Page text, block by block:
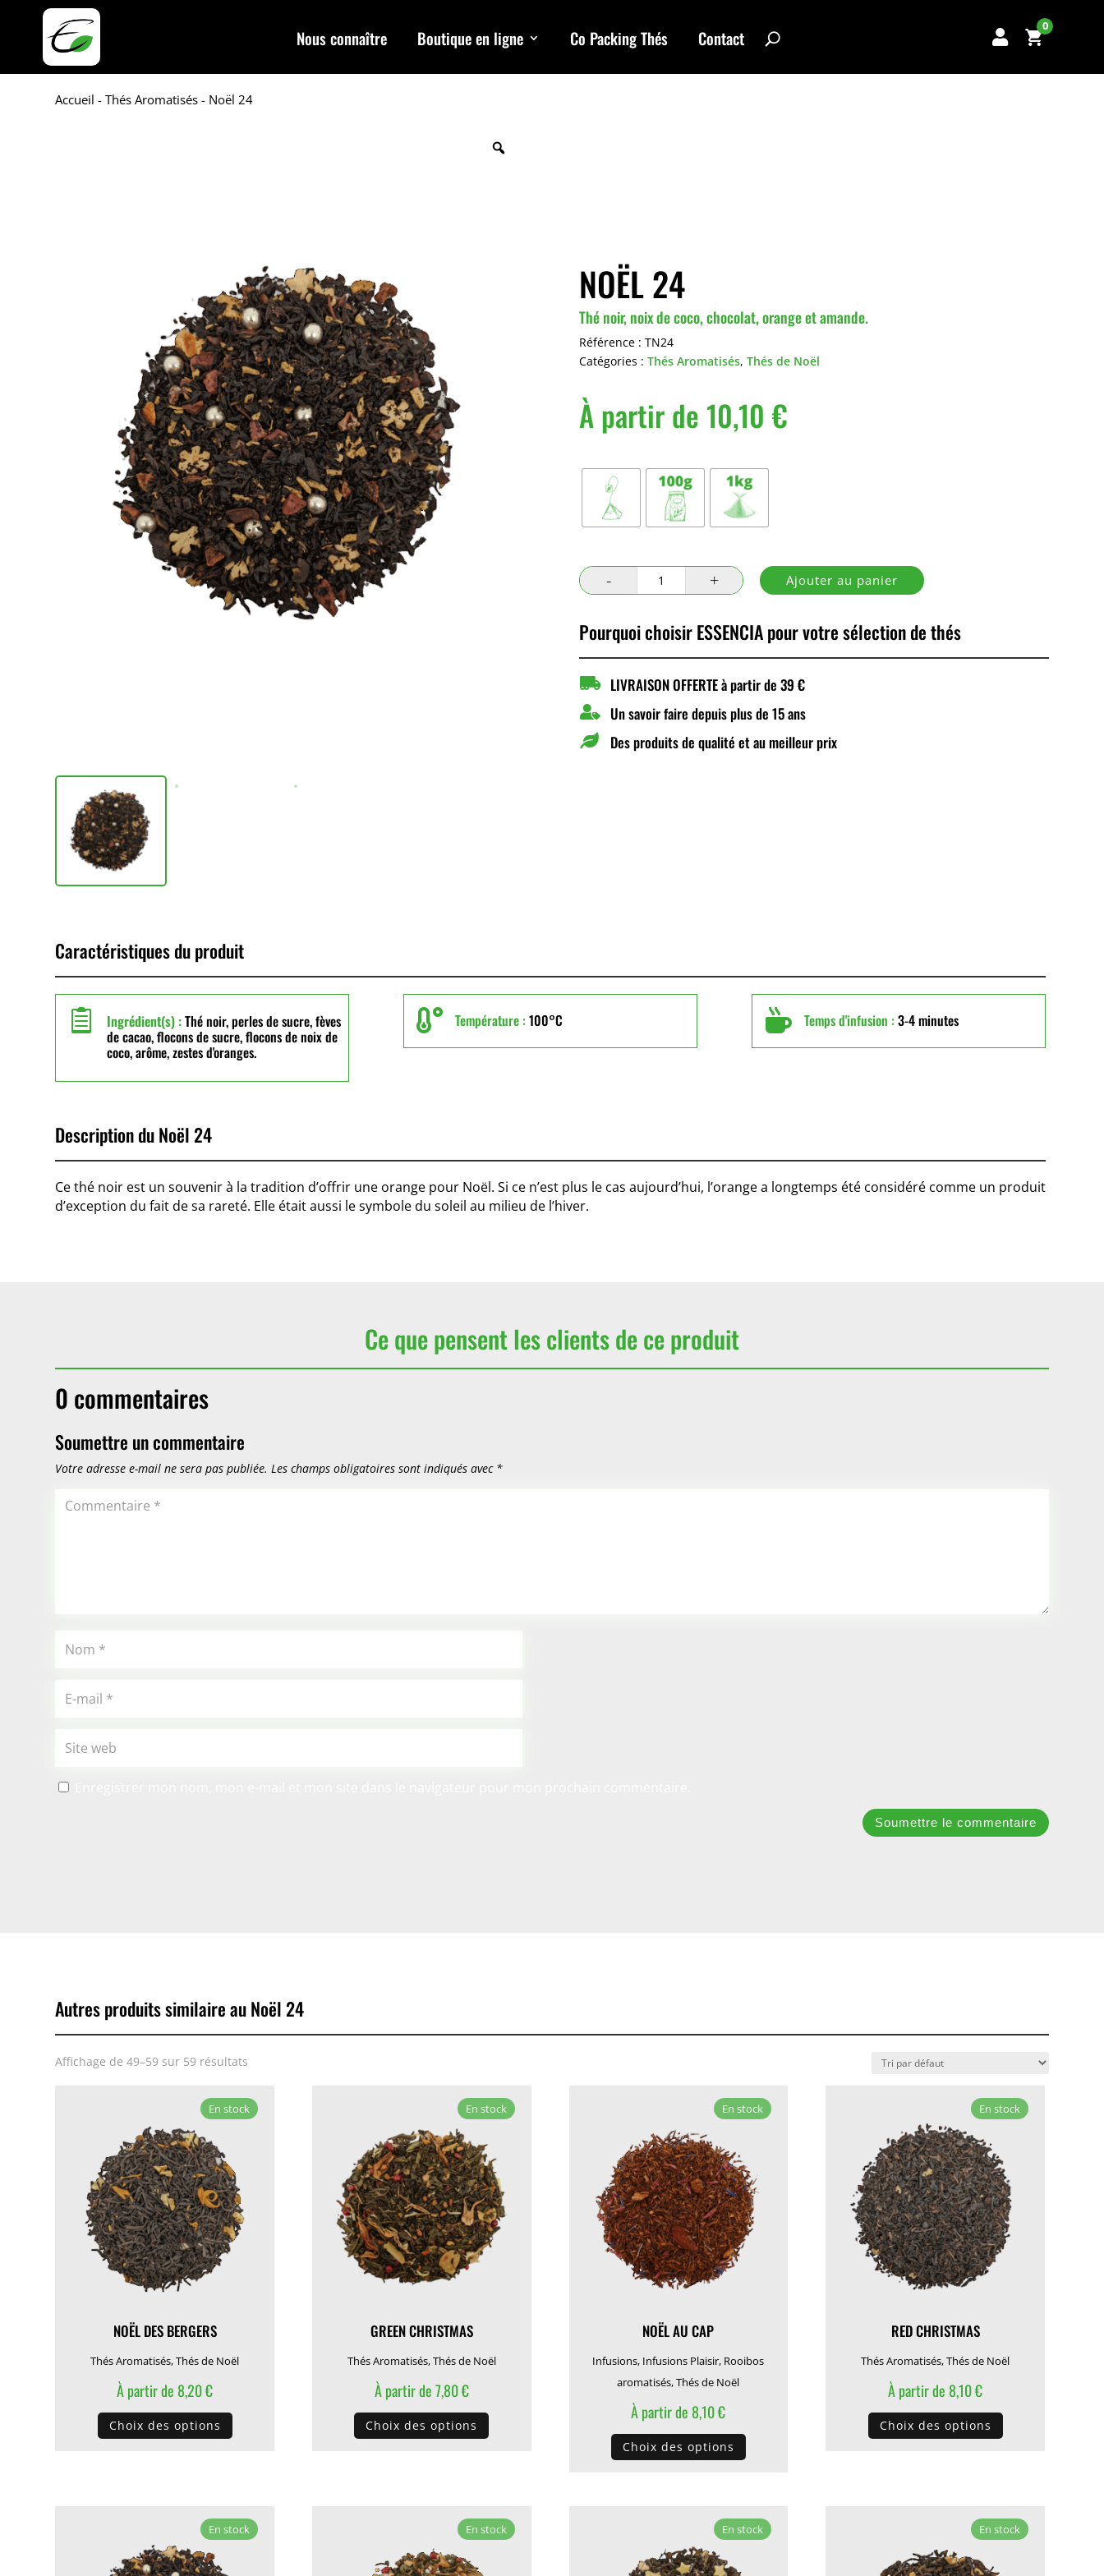
Nous connaître Boutique en ligne Co Packing Thés Contact 
0
Accueil -Thés Aromatisés - Noël 24
NOËL 24
Thé noir, noix de coco, chocolat, orange et amande.
Référence :TN24
Catégories :Thés Aromatisés,Thés de Noël
À partir de 10,10€
quantité
de
24
Ajouter au panier
Pourquoi choisir ESSENCIA pour votre sélection de thés
 LIVRAISON OFFERTE à partir de 39 €
 Un savoir faire depuis plus de 15 ans
 Des produits de qualité et au meilleur prix
Caractéristiques du produit
 Ingrédient(s) :Thé noir, perles de sucre, fèves
de cacao, flocons de sucre, flocons de noix de
coco, arôme, zestes d'oranges.
 Température : 100°C  Temps d'infusion : 3-4 minutes
Description du Noël 24
Ce thé noir est un souvenir à la tradition d’offrir une orange pour Noël. Si ce n’est plus le cas aujourd’hui, l’orange a longtemps été considéré comme un produit
d’exception du fait de sa rareté. Elle était aussi le symbole du soleil au milieu de l’hiver.
Ce que pensent les clients de ce produit
0 commentaires
Soumettre un commentaire
Votre adresse e-mail ne sera pas publiée. Les champs obligatoires sont indiqués avec *
Soumettre le commentaire
Autres produits similaire au Noël 24
Affichage de 49–59 sur 59 résultats
En stock
NOËL DES BERGERS
Thés Aromatisés,Thés de Noël
À partir de 8,20€
Choix des options
Ce
produit
Les
options
En stock
GREEN CHRISTMAS
Thés Aromatisés,Thés de Noël
À partir de7,80€
Choix des options
Ce
produit
Les
options
En stock
NOËL AU CAP
Infusions, Infusions Plaisir, Rooibos
aromatisés,Thés de Noël
À partir de 8,10€
Choix des options
Ce
produit
variations.
Les
En stock
RED CHRISTMAS
Thés Aromatisés,Thés de Noël
À partir de 8,10€
Choix des options
Ce
produit
Les
options
En stock En stock En stock En stock